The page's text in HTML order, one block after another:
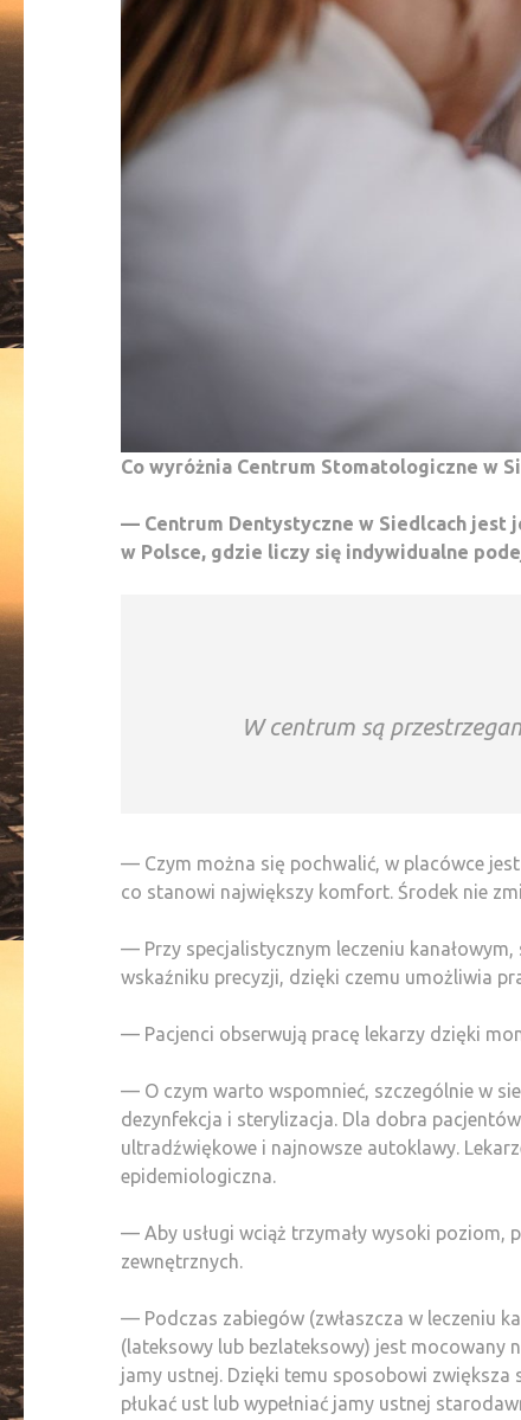
Co wyróżnia Centrum Stomatologiczne w
— Centrum Dentystyczne w Siedlcach jest
w Polsce, gdzie liczy się indywidualne
W centrum są
— Czym można się pochwalić, w placówce
co stanowi największy komfort. Środek nie
— Przy specjalistycznym leczeniu
wskaźniku precyzji, dzięki czemu umożliwia
— Pacjenci obserwują pracę lekarzy dzięki
— O czym warto wspomnieć, szczególnie w
dezynfekcja i sterylizacja. Dla dobra
ultradźwiękowe i najnowsze autoklawy.
epidemiologiczna.
— Aby usługi wciąż trzymały wysoki poziom,
zewnętrznych.
— Podczas zabiegów (zwłaszcza w leczeniu
(lateksowy lub bezlateksowy) jest mocowany
jamy ustnej. Dzięki temu sposobowi
płukać ust lub wypełniać jamy ustnej